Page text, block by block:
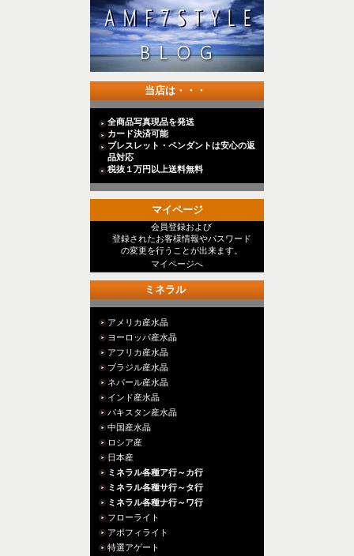
当店は・・・
全商品写真現品を発送
カード決済可能
ブレスレット・ペンダントは安心の返
品対応
税抜１万円以上送料無料
マイページ
会員登録および
登録されたお客様情報やパスワード
の変更を行うことが出来ます。
マイページへ
ミネラル
アメリカ産水晶
ヨーロッパ産水晶
アフリカ産水晶
ブラジル産水晶
ネパール産水晶
インド産水晶
パキスタン産水晶
中国産水晶
ロシア産
日本産
ミネラル各種ア行～カ行
ミネラル各種サ行～タ行
ミネラル各種ナ行～ワ行
フローライト
アポフィライト
特選アゲート